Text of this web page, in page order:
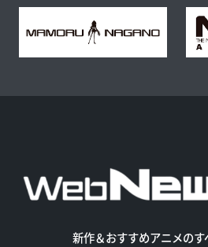
新作＆おすすめアニメのす